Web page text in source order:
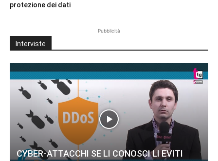
protezione dei dati
Pubblicità
Interviste
CYBER-ATTACCHI SE LI CONOSCI LI EVITI